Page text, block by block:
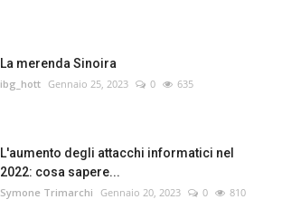
La merenda Sinoira
ibg_hott Gennaio 25, 2023 0 635
L'aumento degli attacchi informatici nel
2022: cosa sapere...
Symone Trimarchi Gennaio 20, 2023 0 810